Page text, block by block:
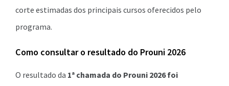
corte estimadas dos principais cursos oferecidos pelo
programa.
Como consultar o resultado do Prouni 2026
O resultado da 1ª chamada do Prouni 2026 foi